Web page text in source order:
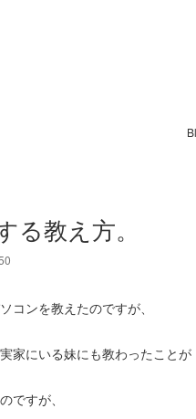
教え方。
コンを教えたのですが、
家にいる妹にも教わったことが
ですが、